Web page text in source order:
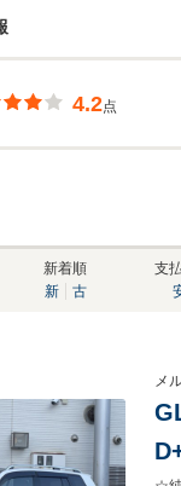
4.2点
新着順
新
古
支
メ